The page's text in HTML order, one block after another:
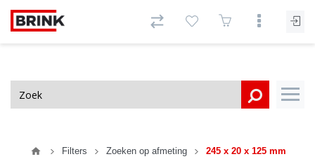
Filters Zoeken op afmeting 245 x 20 x 125 mm